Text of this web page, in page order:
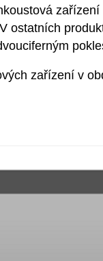
zařízení
ostatních
zařízení v